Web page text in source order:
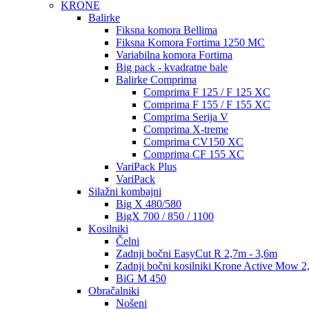
KRONE
Balirke
Fiksna komora Bellima
Fiksna Komora Fortima 1250 MC
Variabilna komora Fortima
Big pack - kvadratne bale
Balirke Comprima
Comprima F 125 / F 125 XC
Comprima F 155 / F 155 XC
Comprima Serija V
Comprima X-treme
Comprima CV150 XC
Comprima CF 155 XC
VariPack Plus
VariPack
Silažni kombajni
Big X 480/580
BigX 700 / 850 / 1100
Kosilniki
Čelni
Zadnji bočni EasyCut R 2,7m - 3,6m
Zadnji bočni kosilniki Krone Active Mow
BiG M 450
Obračalniki
Nošeni